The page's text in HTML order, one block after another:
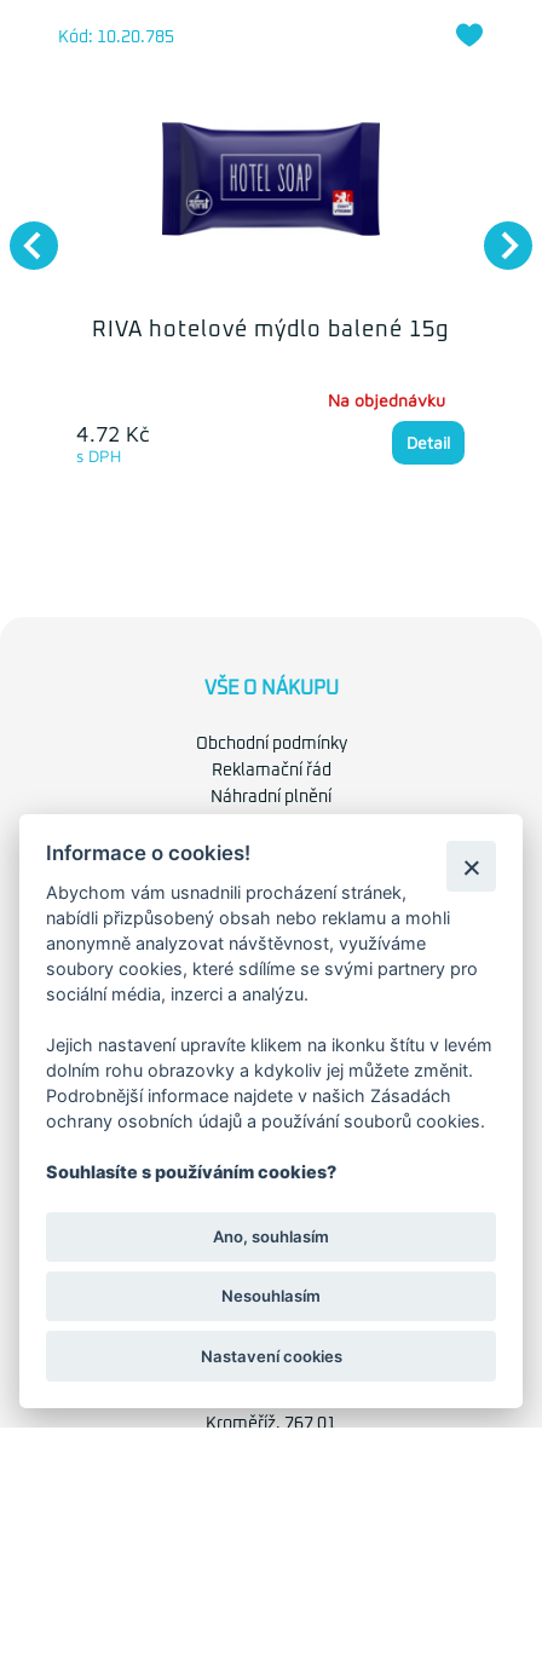
RIVA hotelové mýdlo balené 15g
Kód: 10.20.785
4.72 Kč
s DPH
Na objednávku
Detail
VŠE O NÁKUPU
Obchodní podmínky
Reklamační řád
Náhradní plnění
Zásady použití cookies
O NÁS
O společnosti
Kariéra
FAKTURAČNÍ ADRESA
Praha 4 - Nusle, 140 00
IČO: 28404009
Lutopecny 159 (areál bývalého ZD)
Kroměříž, 767 01
Informace o cookies!
Abychom vám usnadnili procházení stránek,
nabídli přizpůsobený obsah nebo reklamu a mohli
anonymně analyzovat návštěvnost, využíváme
soubory cookies, které sdílíme se svými partnery pro
sociální média, inzerci a analýzu.
Jejich nastavení upravíte klikem na ikonku štítu v levém
dolním rohu obrazovky a kdykoliv jej můžete změnit.
Podrobnější informace najdete v našich Zásadách
ochrany osobních údajů a používání souborů cookies.
Souhlasíte s používáním cookies?
Ano, souhlasím
Nesouhlasím
Nastavení cookies